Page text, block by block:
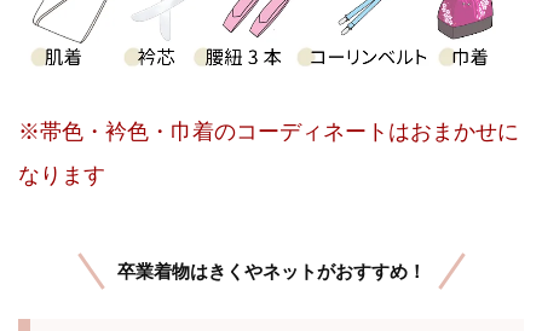
※帯色・衿色・巾着のコーディネートはおまかせに
なります
卒業着物はきくやネットがおすすめ！